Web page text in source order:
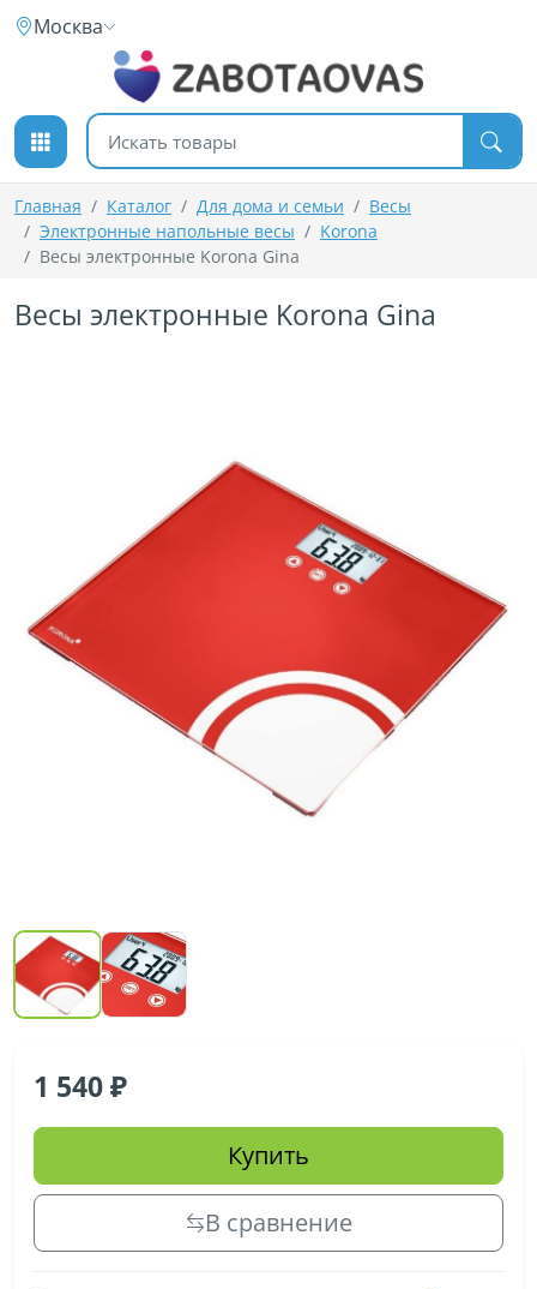
К содержимому
Москва
Поиск товаров
Главная Каталог Для дома и семьи
Весы
Электронные напольные весы
Korona
Весы электронные Korona Gina
Весы электронные Korona Gina
1 540
Купить
В сравнение